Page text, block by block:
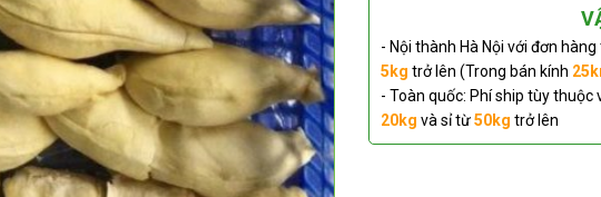
- Nội thành Hà Nội với đơn
5kg trở lên (Trong bán kính
- Toàn quốc: Phí ship tùy thuộc
20kg và sỉ từ50kg trở lên